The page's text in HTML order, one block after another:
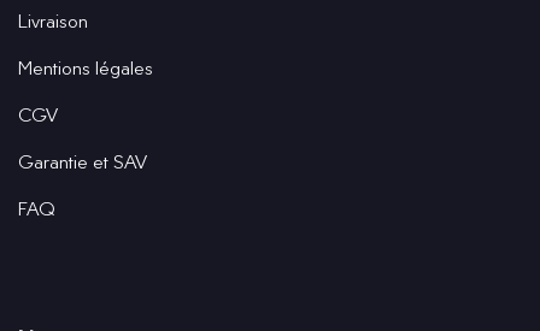
Livraison
Mentions légales
CGV
Garantie et SAV
FAQ